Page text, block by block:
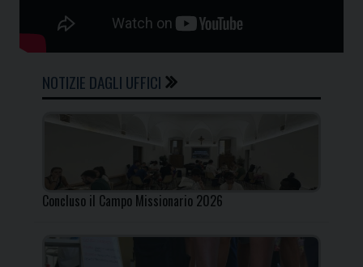
NOTIZIE DAGLI UFFICI
Concluso il Campo Missionario 2026